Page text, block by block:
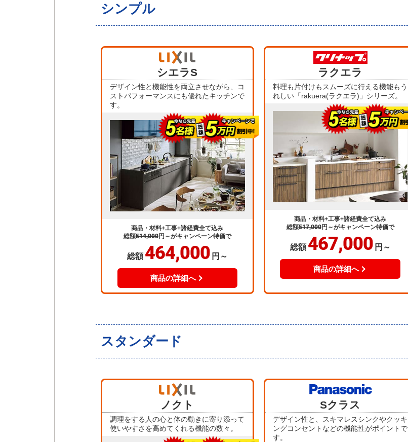
シンプル
シエラS
デザイン性と機能性を両立させながら、コ
ストパフォーマンスにも優れたキッチンで
す。
商品・材料+工事+諸経費全て込み
総額514,000円～がキャンペーン特価で
総額 464,000 円～
商品の詳細へ
ラクエラ
料理も片付けもスムーズに行える機能もう
れしい「rakuera(ラクエラ)」シリーズ。
商品・材料+工事+諸経費全て込み
総額517,000円～がキャンペーン特価で
総額 467,000 円～
商品の詳細へ
スタンダード
ノクト
調理をする人の心と体の動きに寄り添って
使いやすさを高めてくれる機能の数々。
Sクラス
デザイン性と、スキマレスシンクやクッキ
ングコンセントなどの機能性がポイントで
す。